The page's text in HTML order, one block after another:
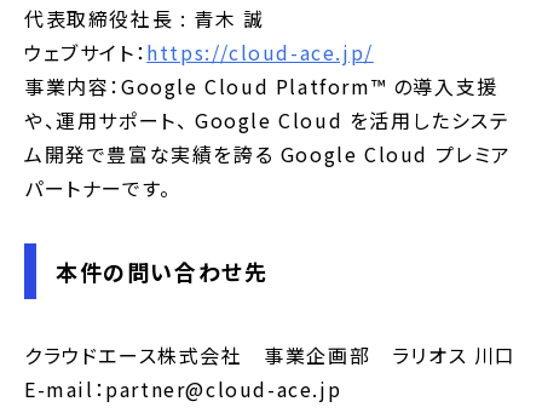
代表取締役社長 : 青木 誠
ウェブサイト：https://cloud-ace.jp/
事業内容：Google Cloud Platform™️ の導入支援
や、運用サポート、 Google Cloud を活用したシステ
ム開発で豊富な実績を誇る Google Cloud プレミア
パートナーです。
本件の問い合わせ先
クラウドエース株式会社 事業企画部 ラリオス 川口
E-mail：partner@cloud-ace.jp